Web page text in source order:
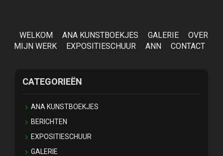
WELKOM ANA KUNSTBOEKJES GALERIE
OVER
MIJN WERK
EXPOSITIESCHUUR ANN CONTACT
CATEGORIEËN
ANA KUNSTBOEKJES
BERICHTEN
EXPOSITIESCHUUR
GALERIE